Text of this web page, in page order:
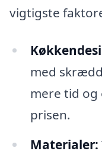
vigtigste
med
mere tid og
prisen.
Materialer: